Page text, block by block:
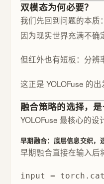
双模态为何必要？
我们先回到问题的本质
因为现实世界充满不
但红外也有短板：分辨
这正是 YOLOFuse 的
融合策略的选择，
YOLOFuse 最核心的设
早期融合：底层信息交织，
早期融合直接在输入后
input =